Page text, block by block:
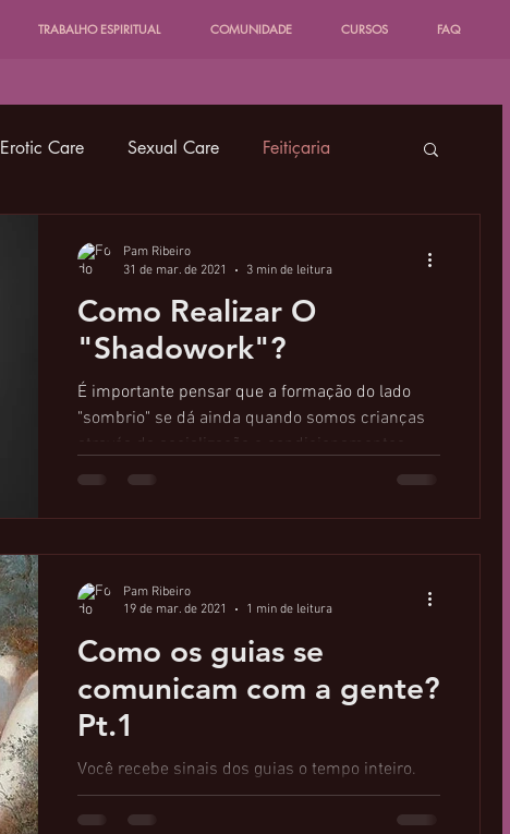
TRABALHO ESPIRITUAL COMUNIDADE CURSOS FAQ
Erotic Care Sexual Care Feitiçaria
Tarot Favelado Astrologia Favelada
Como Realizar O
"Shadowork"?
É importante pensar que a formação do lado
"sombrio" se dá ainda quando somos crianças
através da socialização e condicionamentos,
por...
Pam Ribeiro
31 de mar. de 2021
3 min de leitura
Como os guias se
comunicam com a gente?
Pt.1
Você recebe sinais dos guias o tempo inteiro.
Não, eles não vão falar no seu ouvido
diretamente, eles utilizaram meios e pessoas do
Pam Ribeiro
19 de mar. de 2021
1 min de leitura